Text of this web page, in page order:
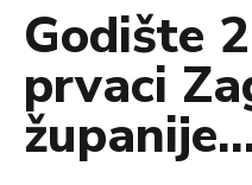
Godište
prvaci